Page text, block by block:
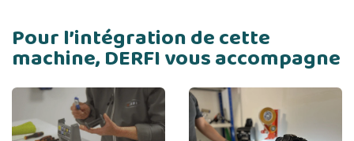
Pour l’intégration de cette
machine, DERFI vous accompagne